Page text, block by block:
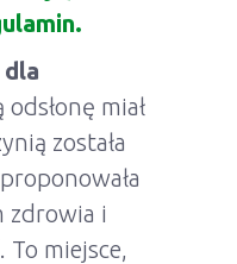
miał
została
zdrowia i
. To miejsce,